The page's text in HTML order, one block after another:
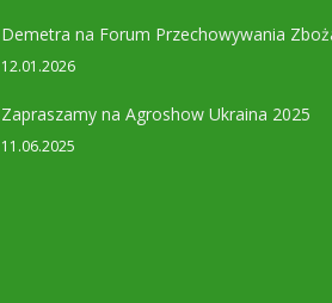
Demetra na Forum Przechowywania
12.01.2026
Zapraszamy na Agroshow Ukraina 2025
11.06.2025